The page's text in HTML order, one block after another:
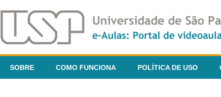
SOBRE COMO FUNCIONA POLÍTICA DE USO